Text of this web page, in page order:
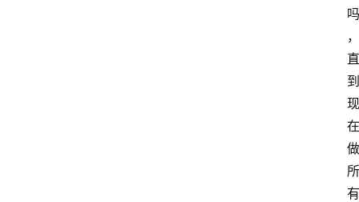
吗
，
直
到
现
在
做
所
有